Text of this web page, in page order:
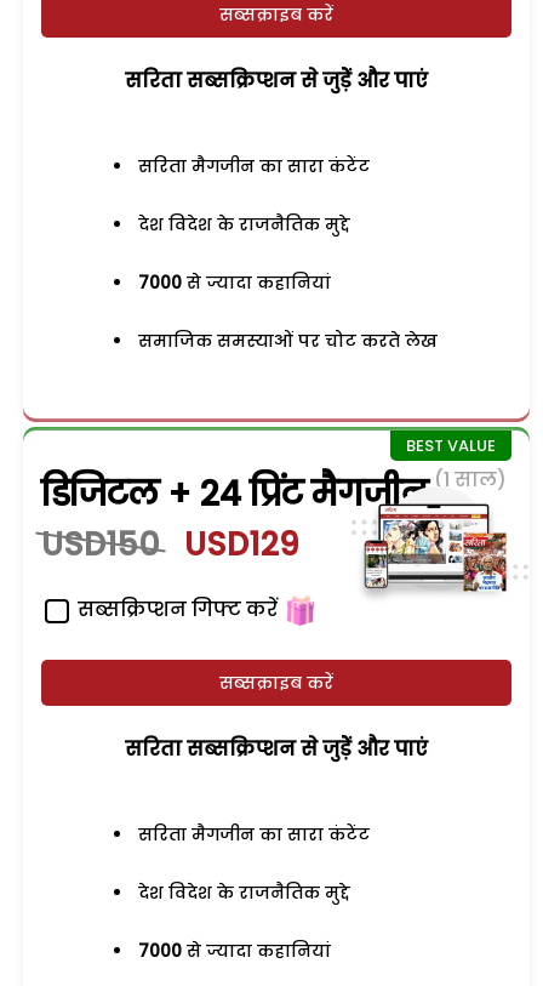
सब्सक्राइब करें
सरिता सब्सक्रिप्शन से जुड़ेें और पाएं
सरिता मैगजीन का सारा कंटेंट
देश विदेश के राजनैतिक मुद्दे
7000 से ज्यादा कहानियां
समाजिक समस्याओं पर चोट करते लेख
डिजिटल + 24 प्रिंट मैगजीन (1 साल)
USD150 USD129
सब्सक्रिप्शन गिफ्ट करें
सब्सक्राइब करें
सरिता सब्सक्रिप्शन से जुड़ेें और पाएं
सरिता मैगजीन का सारा कंटेंट
देश विदेश के राजनैतिक मुद्दे
7000 से ज्यादा कहानियां